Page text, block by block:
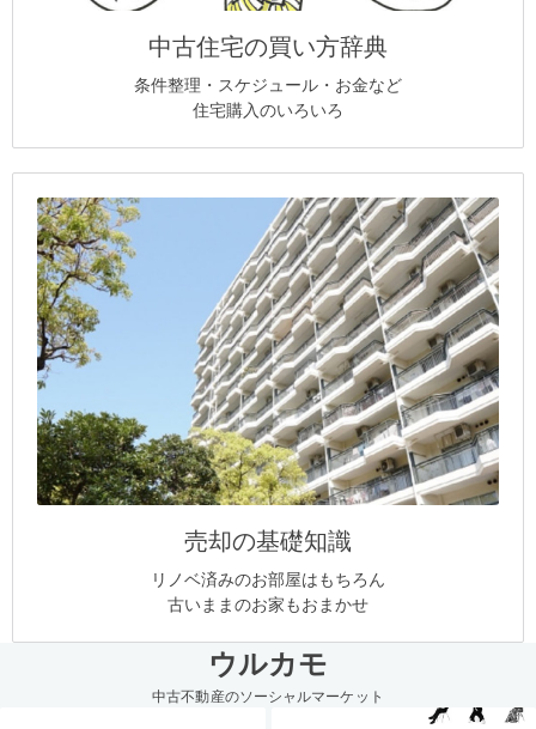
中古住宅の買い方辞典
条件整理・スケジュール・お金など
住宅購入のいろいろ
売却の基礎知識
リノベ済みのお部屋はもちろん
古いままのお家もおまかせ
ウルカモ
中古不動産のソーシャルマーケット